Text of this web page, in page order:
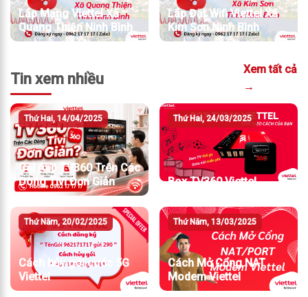
Lắp Mạng Viettel Xã
Quang Thiện Ninh Bình
Lắp Đặt Wifi Viettel Xã
Kim Sơn Ninh Bình
Tin xem nhiều
Xem tất cả
→
Thứ Hai, 14/04/2025
Cài App TV360 Trên Các
Dòng Tivi Đơn Giản
Thứ Hai, 24/03/2025
Box TV360 Viettel
Thứ Năm, 20/02/2025
Cách hủy gói cước 5G
Viettel
Thứ Năm, 13/03/2025
Cách Mở Cổng NAT
Modem Viettel